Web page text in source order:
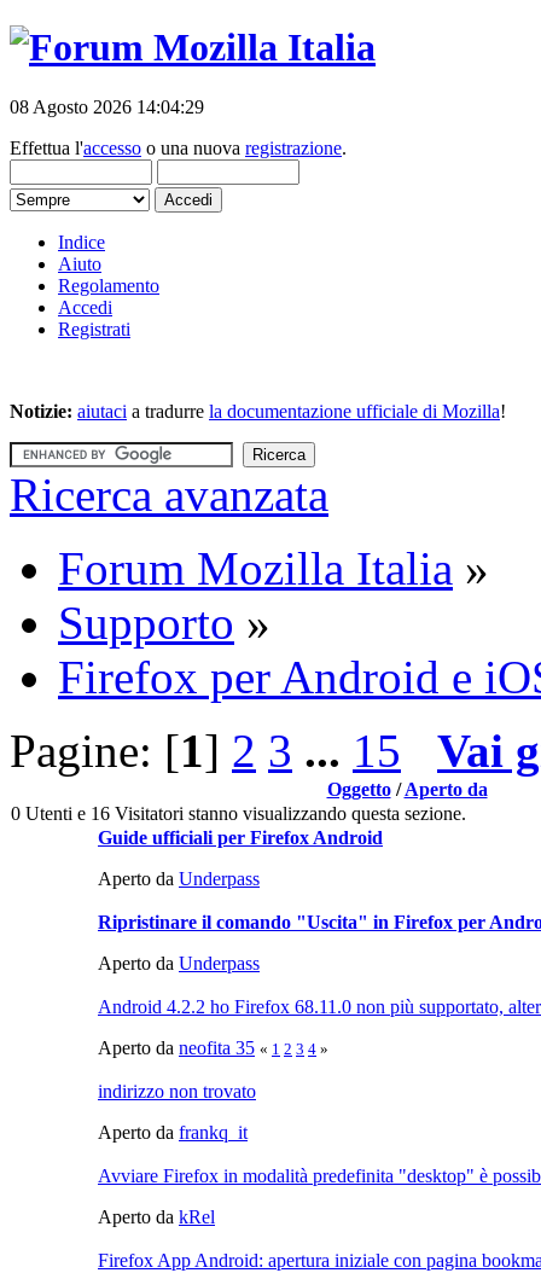
08 Agosto 2026 14:04:29
Effettua l'accesso o una nuova registrazione.
Indice
Aiuto
Regolamento
Accedi
Registrati
Notizie: aiutaci a tradurre la documentazione ufficiale di Mozilla!
Ricerca avanzata
Forum Mozilla Italia »
Supporto »
Firefox per Android e
Pagine: [1] 2 3 ... 15 Vai
Oggetto/Aperto da
0 Utenti e 16 Visitatori stanno visualizzando questa sezione.
Guide ufficiali per Firefox Android
Aperto da Underpass
Ripristinare il comando "Uscita" in Firefox per
Aperto da Underpass
Android 4.2.2 ho Firefox 68.11.0 non più supportato,
Aperto da neofita 35 « 1 2 3 4 »
indirizzo non trovato
Aperto da frankq_it
Avviare Firefox in modalità predefinita "desktop" è
Aperto da kRel
Firefox App Android: apertura iniziale con pagina